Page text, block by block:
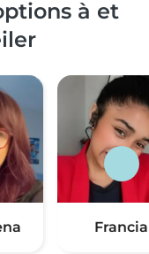
à et
Francia